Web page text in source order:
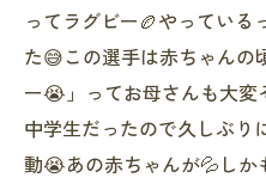
ってラグビー🏉やっている
た😅この選手は赤ちゃんの
ー😭」ってお母さんも大
中学生だったので久しぶり
動😭あの赤ちゃんが💦しか